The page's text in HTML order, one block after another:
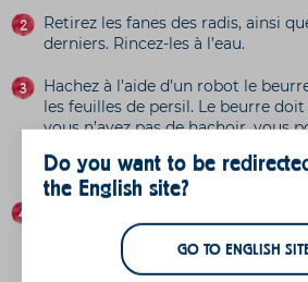
Retirez les fanes des radis, ainsi
derniers. Rincez-les à l’eau.
Hachez à l’aide d’un robot le
les feuilles de persil. Le beurre
vous n’avez pas de hachoir, vous
petits morceaux de radis, pas plus.
Do you want to be
the English site?
GO TO ENGLISH